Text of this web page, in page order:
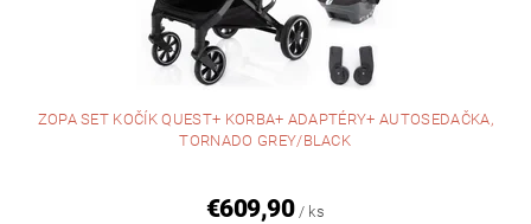
ZOPA SET KOČÍK QUEST+ KORBA+ ADAPTÉRY+ AUTOSEDAČKA,
TORNADO GREY/BLACK
€609,90 / ks